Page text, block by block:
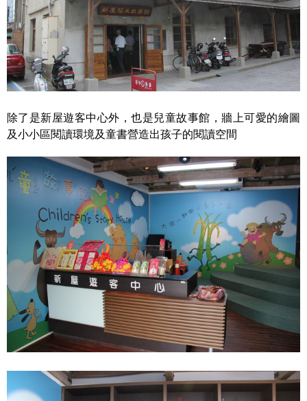
除了是新屋遊客中心外，也是兒童故事館，牆上可愛的繪圖
及小小區閱讀環境及童書營造出孩子的閱讀空間